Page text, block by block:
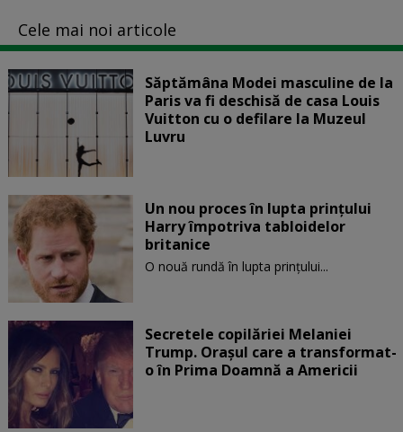
Cele mai noi articole
Săptămâna Modei masculine de la
Paris va fi deschisă de casa Louis
Vuitton cu o defilare la Muzeul
Luvru
Un nou proces în lupta prinţului
Harry împotriva tabloidelor
britanice
O nouă rundă în lupta prinţului...
Secretele copilăriei Melaniei
Trump. Orașul care a transformat-
o în Prima Doamnă a Americii